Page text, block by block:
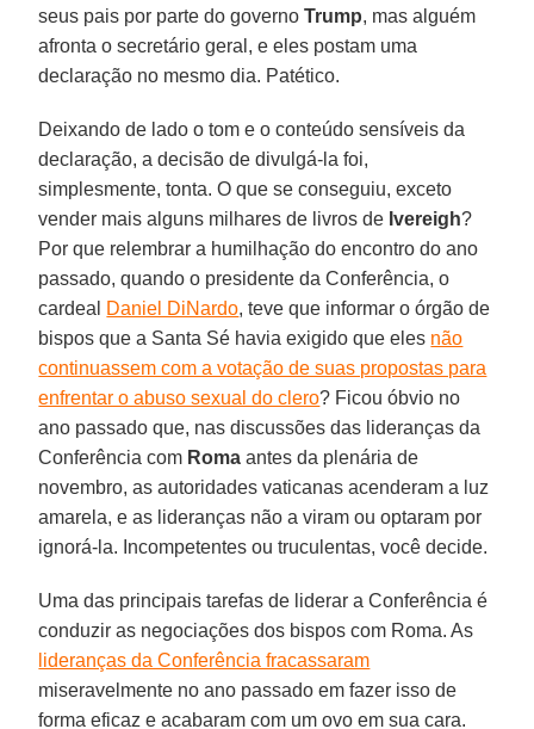
seus pais por parte do governoTrump, mas alguém
afronta o secretário geral, e eles postam uma
declaração no mesmo dia. Patético.
Deixando de lado o tom e o conteúdo sensíveis da
declaração, a decisão de divulgá-la foi,
simplesmente, tonta. O que se conseguiu, exceto
vender mais alguns milhares de livros de Ivereigh?
Por que relembrar a humilhação do encontro do ano
passado, quando o presidente da Conferência, o
cardeal Daniel DiNardo, teve que informar o órgão de
bispos que a Santa Sé havia exigido que eles não
continuassem com a votação de suas propostas para
enfrentar o abuso sexual do clero? Ficou óbvio no
ano passado que, nas discussões das lideranças da
Conferência com Roma antes da plenária de
novembro, as autoridades vaticanas acenderam a luz
amarela, e as lideranças não a viram ou optaram por
ignorá-la. Incompetentes ou truculentas, você decide.
Uma das principais tarefas de liderar a Conferência é
conduzir as negociações dos bispos com Roma. As
lideranças da Conferência fracassaram
miseravelmente no ano passado em fazer isso de
forma eficaz e acabaram com um ovo em sua cara.